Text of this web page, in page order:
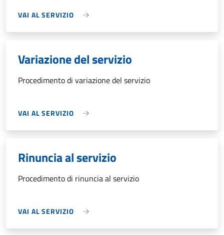
VAI AL SERVIZIO
Variazione del servizio
Procedimento di variazione del servizio
VAI AL SERVIZIO
Rinuncia al servizio
Procedimento di rinuncia al servizio
VAI AL SERVIZIO